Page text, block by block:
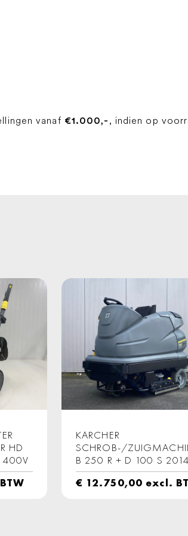
vanaf €1.000,- , indien op
HD
400V
KARCHER
SCHROB-/
B 250 R + D 100 S 2014
€ 12.750,00 excl.